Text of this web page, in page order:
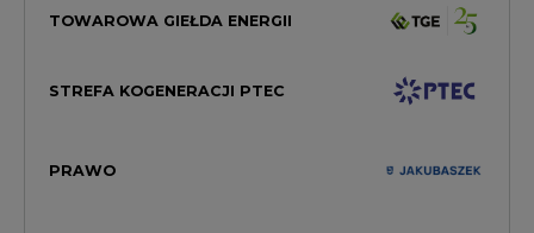
TOWAROWA GIEŁDA ENERGII
STREFA KOGENERACJI PTEC
PRAWO